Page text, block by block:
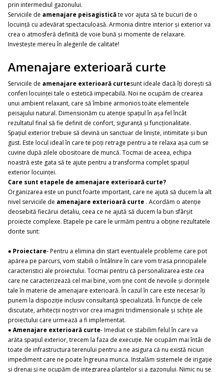
prin intermediul gazonului.
Serviciile de amenajare peisagisticăte vor ajuta să te bucuri de o
locuință cu adevărat spectaculoasă. Armonia dintre interior și exterior va
crea o atmosferă definită de voie bună și momente de relaxare.
Investește mereu în alegerile de calitate!
Amenajare exterioară curte
Serviciile de amenajare exterioară curtesunt ideale dacă îți dorești să
conferi locuinței tale o estetică impecabilă. Noi ne ocupăm de crearea
unui ambient relaxant, care să îmbine armonios toate elementele
peisajului natural. Dimensionăm cu atenție spațiul în așa fel încât
rezultatul final să fie definit de confort, siguranță și funcționalitate.
Spațiul exterior trebuie să devină un sanctuar de liniște, intimitate și bun
gust. Este locul ideal în care te poți retrage pentru a te relaxa așa cum se
cuvine după zilele obositoare de muncă. Tocmai de aceea, echipa
noastră este gata să te ajute pentru a transforma complet spațiul
exterior locuinței.
Care sunt etapele de amenajare exterioară curte?
Organizarea este un punct foarte important, care ne ajută să ducem la alt
nivel serviciile de amenajare exterioară curte . Acordăm o atenție
deosebită fiecărui detaliu, ceea ce ne ajută să ducem la bun sfârșit
proiecte complexe. Etapele pe care le urmăm pentru a obține rezultatele
dorite sunt:
● Proiectare- Pentru a elimina din start eventualele probleme care pot
apărea pe parcurs, vom stabili o întâlnire în care vom trasa principalele
caracteristici ale proiectului. Tocmai pentru că personalizarea este cea
care ne caracterizează cel mai bine, vom ține cont de nevoile și dorințele
tale în materie de amenajare exterioară. În cazul în care este necesar îți
punem la dispoziție inclusiv consultanță specializată. În funcție de cele
discutate, arhitecții noștri vor crea imagini tridimensionale și schițe ale
proiectului care urmează a fi implementat.
●Amenajare exterioară curte- Imediat ce stabilim felul în care va
arăta spațiul exterior, trecem la faza de execuție. Ne ocupăm mai întâi de
toate de infrastructura terenului pentru a ne asigura că nu există niciun
impediment care ne poate îngreuna munca. Instalăm sistemele de irigație
și drenaj și ne ocupăm de integrarea plantelor și a gazonului. Nimic nu se